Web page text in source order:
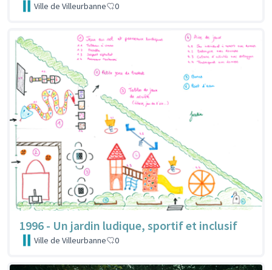
Ville de Villeurbanne 0
1996 - Un jardin ludique, sportif et inclusif
Ville de Villeurbanne 0